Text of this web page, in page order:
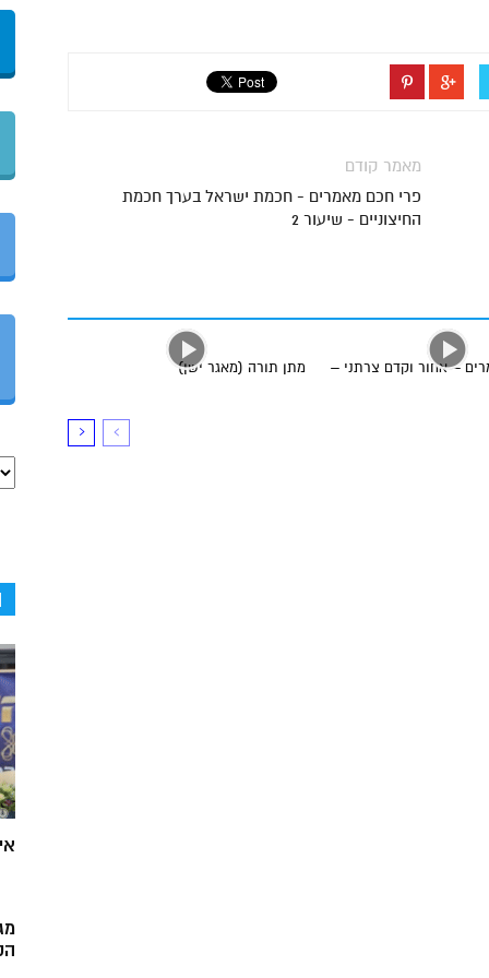
מאמר קודם
פרי חכם מאמרים - חכמת ישראל בערך חכמת
החיצוניים - שיעור 2
מתן תורה (מאגר ישן)
– אחור וקדם צרתני –